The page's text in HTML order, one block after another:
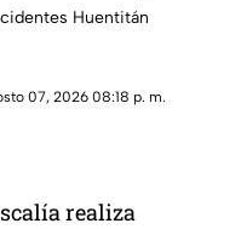
heridas
Huentitán
07, 2026 08:18 p. m.
realiza